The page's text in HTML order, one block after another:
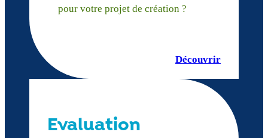
pour votre projet de création ?
Découvrir
Evaluation